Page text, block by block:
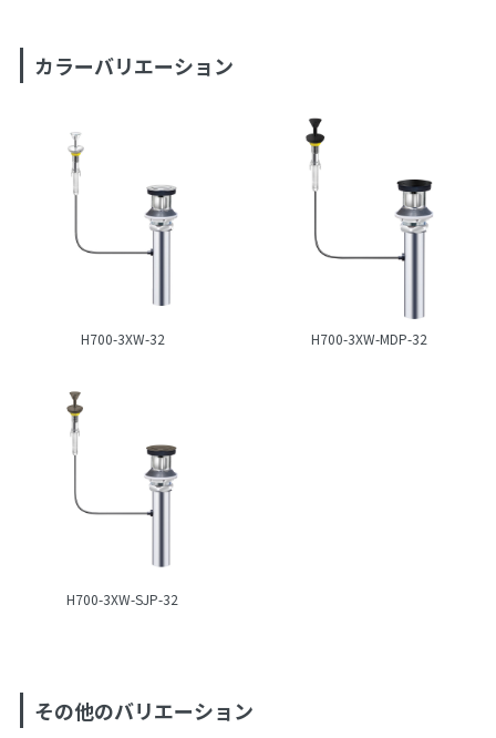
カラーバリエーション
H700-3XW-32 H700-3XW-MDP-32
H700-3XW-SJP-32
その他のバリエーション